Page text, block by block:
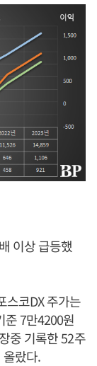
이상 급등했
스코DX 주가는
준 7만4200원
중 기록한 52주
랐다.